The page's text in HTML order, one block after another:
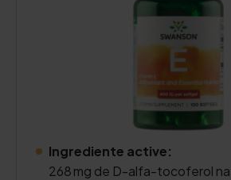
Ingrediente active:
268 mg de D-alfa-tocoferol